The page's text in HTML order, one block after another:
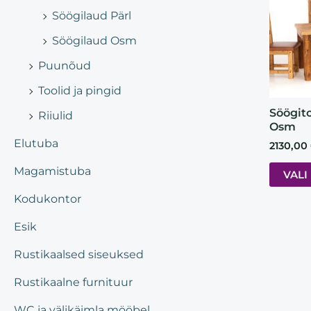
Söögilaud Pärl
Söögilaud Osm
Puunõud
Toolid ja pingid
Riiulid
Elutuba
Magamistuba
Kodukontor
Esik
Rustikaalsed siseuksed
Rustikaalne furnituur
Osm
2130,00
VALI